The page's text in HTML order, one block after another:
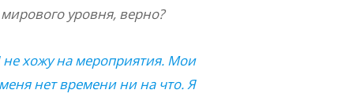
уровня, верно?
хожу на мероприятия. Мои
нет времени ни на что. Я